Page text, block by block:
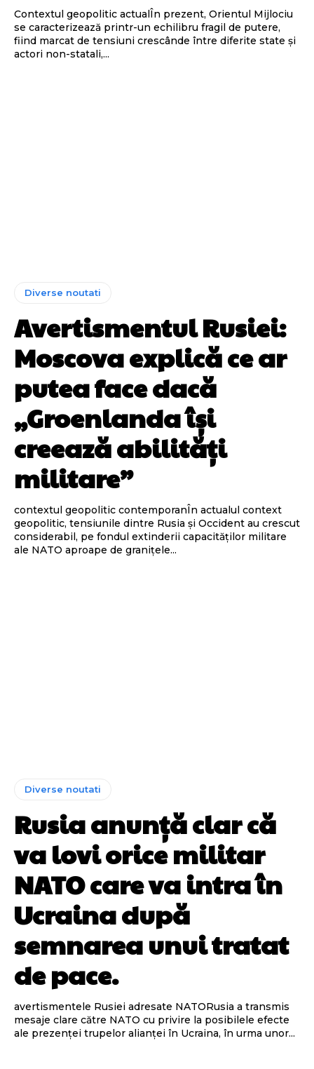
Contextul geopolitic actualÎn prezent, Orientul Mijlociu
se caracterizează printr-un echilibru fragil de putere,
fiind marcat de tensiuni crescânde între diferite state și
actori non-statali,...
Diverse noutati
Avertismentul Rusiei:
Moscova explică ce ar
putea face dacă
„Groenlanda își
creează abilități
militare”
contextul geopolitic contemporanÎn actualul context
geopolitic, tensiunile dintre Rusia și Occident au crescut
considerabil, pe fondul extinderii capacităților militare
ale NATO aproape de granițele...
Diverse noutati
Rusia anunță clar că
va lovi orice militar
NATO care va intra în
Ucraina după
semnarea unui tratat
de pace.
avertismentele Rusiei adresate NATORusia a transmis
mesaje clare către NATO cu privire la posibilele efecte
ale prezenței trupelor alianței în Ucraina, în urma unor...